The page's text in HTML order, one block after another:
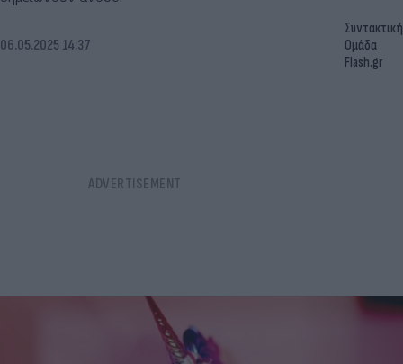
06.05.2025 14:37
Συντακτική
Ομάδα
Flash.gr